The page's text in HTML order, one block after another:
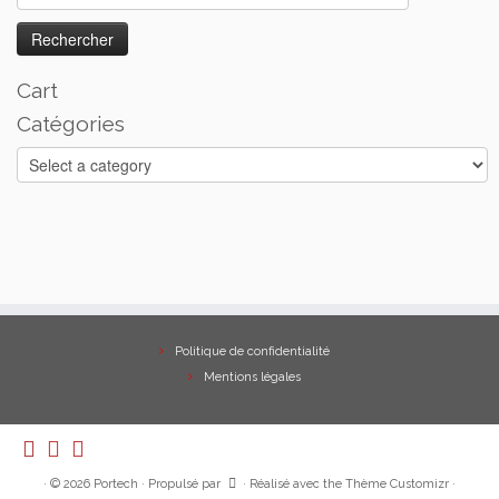
Cart
Catégories
Politique de confidentialité
Mentions légales
· © 2026 Portech · Propulsé par · Réalisé avec the Thème Customizr ·